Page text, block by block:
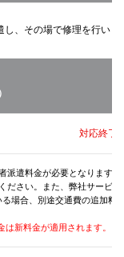
し、その場で修理を行いま
対応終了
派遣料金が必要となります
ださい。また、弊社サービ
場合、別途交通費の追加
は新料金が適用されます。